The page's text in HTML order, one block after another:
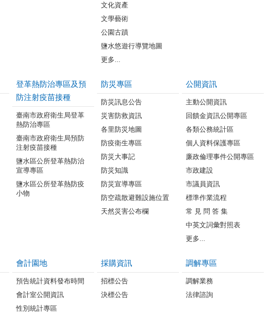
文化資產
文學藝術
公園古蹟
鹽水悠遊行導覽地圖
更多...
登革熱防治專區及預
防注射疫苗接種
臺南市政府衛生局登革
熱防治專區
臺南市政府衛生局預防
注射疫苗接種
鹽水區公所登革熱防治
宣導專區
鹽水區公所登革熱防疫
小物
防災專區
防災訊息公告
災害防救資訊
各里防災地圖
防疫衛生專區
防災大事記
防災知識
防災宣導專區
防空疏散避難設施位置
天然災害公布欄
公開資訊
主動公開資訊
回饋金資訊公開專區
各類公務統計區
個人資料保護專區
廉政倫理事件公開專區
市政建設
市議員資訊
標準作業流程
常 見 問 答 集
中英文詞彙對照表
更多...
會計園地
預告統計資料發布時間
會計室公開資訊
性別統計專區
採購資訊
招標公告
決標公告
調解專區
調解業務
法律諮詢